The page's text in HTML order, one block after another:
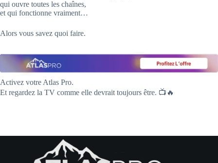
qui ouvre toutes les chaînes,
et qui fonctionne vraiment…
Alors vous savez quoi faire.
Activez votre Atlas Pro.
Et regardez la TV comme elle devrait toujours être. 📺🔥